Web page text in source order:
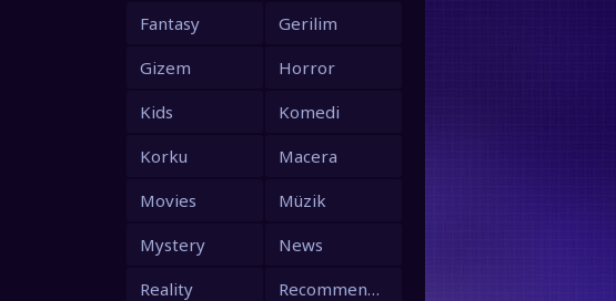
Fantasy
Gerilim
Gizem
Horror
Kids
Komedi
Korku
Macera
Movies
Müzik
Mystery
News
Reality
Recommended